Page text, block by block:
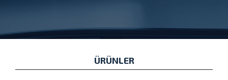
ÜRÜNLER